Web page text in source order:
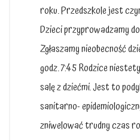
roku. Przedszkole jest
Dzieci przyprowadzamy
Zgłaszamy nieobecność
godz. 7:45 Rodzice
salę z dziećmi. Jest to
sanitarno-
zniwelować trudny czas